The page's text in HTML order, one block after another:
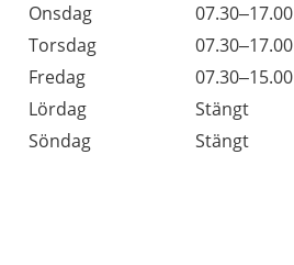
Onsdag
07.30–17.00
Torsdag
07.30–17.00
Fredag
07.30–15.00
Lördag
Stängt
Söndag
Stängt